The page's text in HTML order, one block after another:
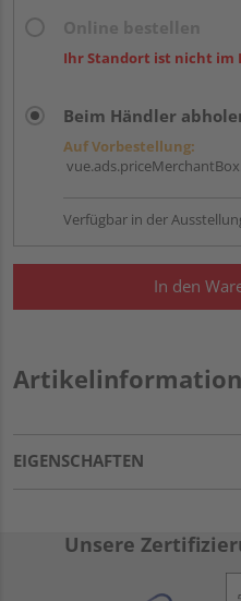
Ihr Standort ist nicht im
Beim Händler
Auf Vorbestellung:
Verfügbar in der
In den
EIGENSCHAFTEN
Unsere